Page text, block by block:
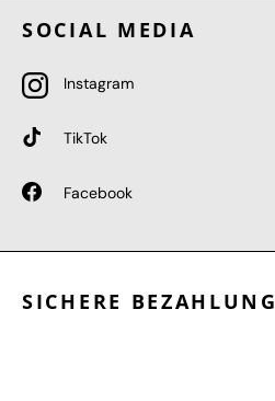
SOCIAL MEDIA
Instagram
TikTok
Facebook
SICHERE BEZAHLUNG